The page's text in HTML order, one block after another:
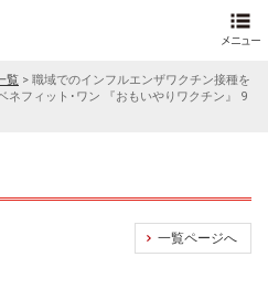
覧 > 職域でのインフルエンザワクチン接種を
フィット･ワン 『おもいやりワクチン』 9
一覧ページへ